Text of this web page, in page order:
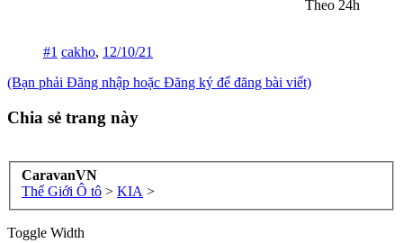
Theo 24h​
#1 cakho, 12/10/21
(Bạn phải Đăng nhập hoặc Đăng ký để đăng bài viết)
Chia sẻ trang này
CaravanVN
Thế Giới Ô tô > KIA >
Toggle Width